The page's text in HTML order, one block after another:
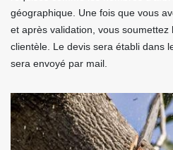
géographique. Une fois que vous
et après validation, vous
clientèle. Le devis sera établi dans
sera envoyé par mail.